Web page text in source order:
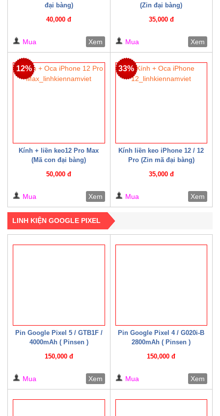
đại bàng)
40,000 đ
Mua Xem
(Zin đại bàng)
35,000 đ
Mua Xem
Kính + liền keo12 Pro Max
(Mã con đại bàng)
50,000 đ
12%
Mua Xem
Kính liền keo iPhone 12 / 12
Pro (Zin mã đại bàng)
35,000 đ
33%
Mua Xem
LINH KIỆN GOOGLE PIXEL
Pin Google Pixel 5 / GTB1F /
4000mAh ( Pinsen )
150,000 đ
Mua Xem
Pin Google Pixel 4 / G020i-B
2800mAh ( Pinsen )
150,000 đ
Mua Xem